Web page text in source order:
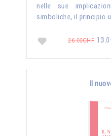
nelle sue
simboliche, il principio
26.00CHF
Il